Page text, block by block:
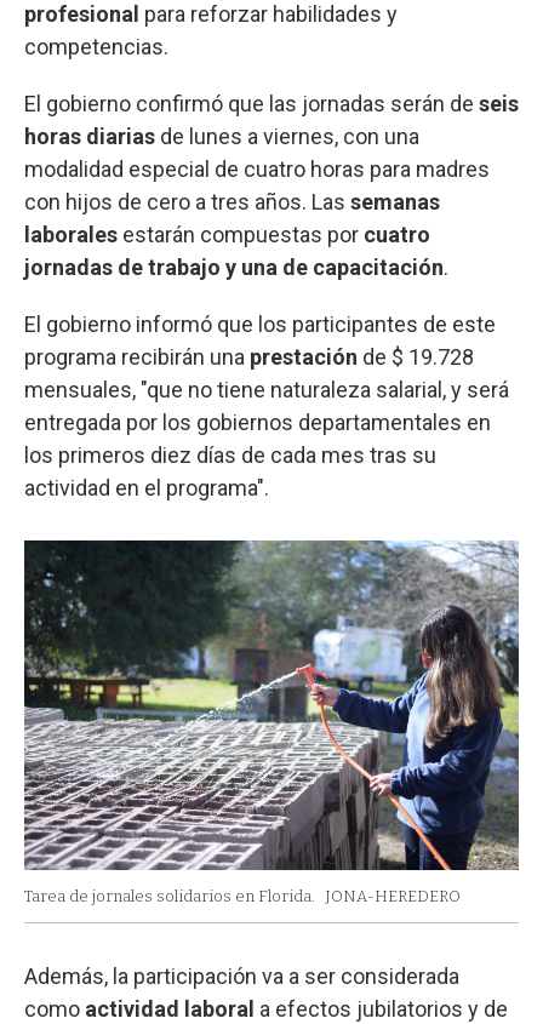
profesional para reforzar habilidades y
competencias.
El gobierno confirmó que las jornadas serán de seis
horas diarias de lunes a viernes, con una
modalidad especial de cuatro horas para madres
con hijos de cero a tres años. Las semanas
laborales estarán compuestas por cuatro
jornadas de trabajo y una de capacitación.
El gobierno informó que los participantes de este
programa recibirán una prestación de $ 19.728
mensuales, "que no tiene naturaleza salarial, y será
entregada por los gobiernos departamentales en
los primeros diez días de cada mes tras su
actividad en el programa".
Tarea de jornales solidarios en Florida. JONA-HEREDERO
Además, la participación va a ser considerada
como actividad laboral a efectos jubilatorios y de